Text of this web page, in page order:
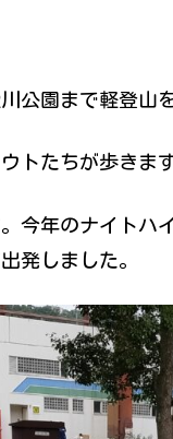
公園まで軽登山
トたちが歩きます
今年のナイトハ
発しました。